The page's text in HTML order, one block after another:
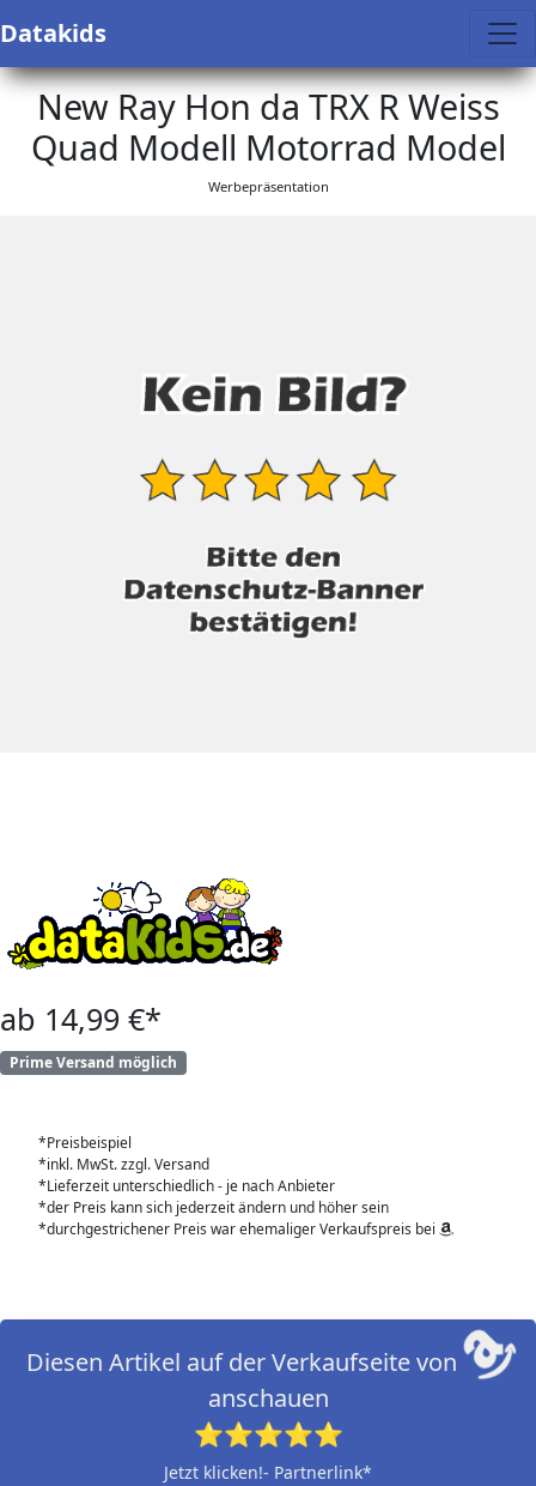
Datakids
New Ray Hon da TRX R Weiss
Quad Modell Motorrad Model
Werbepräsentation
ab 14,99 €*
Prime Versand möglich
*Preisbeispiel
*inkl. MwSt. zzgl. Versand
*Lieferzeit unterschiedlich - je nach Anbieter
*der Preis kann sich jederzeit ändern und höher sein
*durchgestrichener Preis war ehemaliger Verkaufspreis bei
Diesen Artikel auf der Verkaufseite von
anschauen
⭐⭐⭐⭐⭐
Jetzt klicken!- Partnerlink*